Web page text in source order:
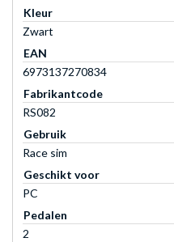
Kleur
Zwart
EAN
6973137270834
Fabrikantcode
RS082
Gebruik
Race sim
Geschikt voor
PC
Pedalen
2